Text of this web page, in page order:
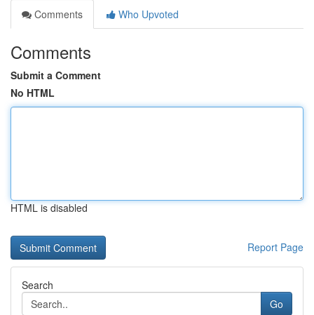
Comments
Who Upvoted
Comments
Submit a Comment
No HTML
HTML is disabled
Report Page
Search
Go